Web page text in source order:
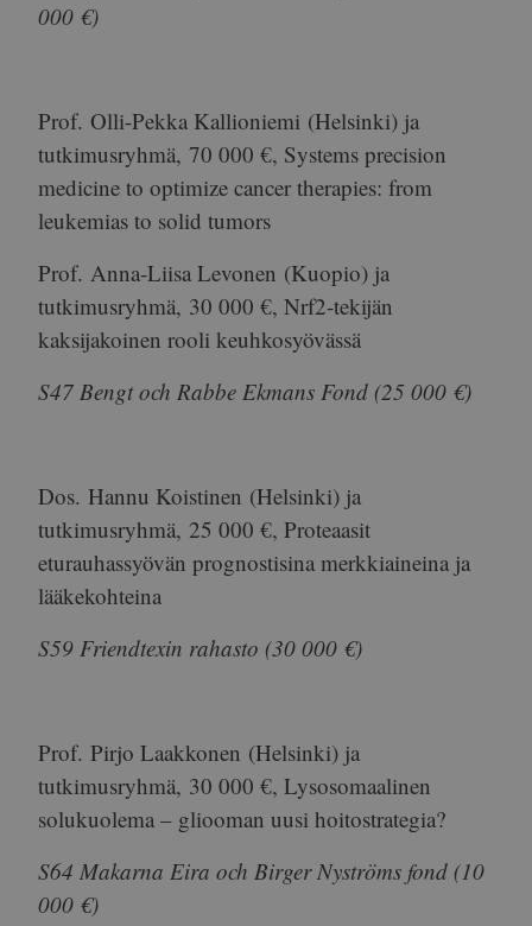
000 €)
Prof. Olli-Pekka Kallioniemi (Helsinki) ja
tutkimusryhmä, 70 000 €, Systems precision
medicine to optimize cancer therapies: from
leukemias to solid tumors
Prof. Anna-Liisa Levonen (Kuopio) ja
tutkimusryhmä, 30 000 €, Nrf2-tekijän
kaksijakoinen rooli keuhkosyövässä
S47 Bengt och Rabbe Ekmans Fond (25 000 €)
Dos. Hannu Koistinen (Helsinki) ja
tutkimusryhmä, 25 000 €, Proteaasit
eturauhassyövän prognostisina merkkiaineina ja
lääkekohteina
S59 Friendtexin rahasto (30 000 €)
Prof. Pirjo Laakkonen (Helsinki) ja
tutkimusryhmä, 30 000 €, Lysosomaalinen
solukuolema – gliooman uusi hoitostrategia?
S64 Makarna Eira och Birger Nyströms fond (10
000 €)